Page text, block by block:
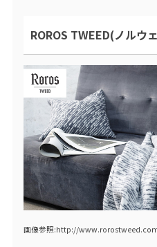
ROROS TWEED(ノルウ
画像参照:http://